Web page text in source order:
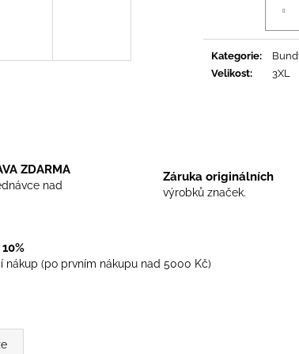
Kategorie:
Velikost: 3XL
ZDARMA
nad
Záruka originálních
výrobků značek.
nákup (po prvním nákupu nad 5000 Kč)
TRIKO SKINHEADS